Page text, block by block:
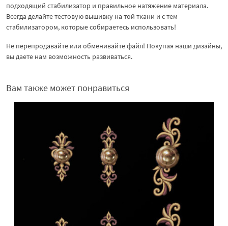
подходящий стабилизатор и правильное натяжение материала.
Всегда делайте тестовую вышивку на той ткани и с тем
стабилизатором, которые собираетесь использовать!
Не перепродавайте или обменивайте файл! Покупая наши дизайны,
вы даете нам возможность развиваться.
Вам также может понравиться